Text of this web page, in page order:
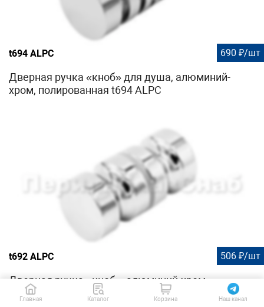
t694 ALPC 690 ₽/шт
Дверная ручка «кноб» для душа, алюминий-
хром, полированная t694 ALPC
t692 ALPC 506 ₽/шт
Дверная ручка «кноб», алюминий-хром,
полированная t692 ALPC
Главная Каталог Корзина Наш канал